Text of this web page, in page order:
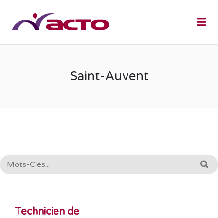
Saint-Auvent
RECHERCHE:
Technicien de